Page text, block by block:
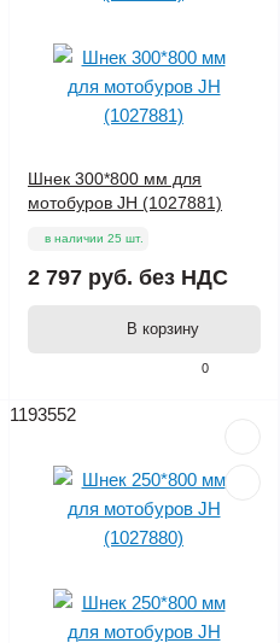
0
Шнек 300*800 мм для
мотобуров JH (1027881)
в наличии 25 шт.
2 797 руб. без НДС
В корзину
1193552